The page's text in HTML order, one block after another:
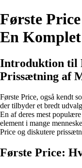
Første
En
Introduktion til
Prissætning af
Første Price, også kendt
der tilbyder et bredt
En af deres mest
element i mange
Price og diskutere
Første Price: